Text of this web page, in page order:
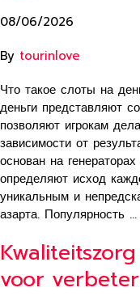
08/06/2026
By tourinlove
Что такое слоты на
деньги представляют
позволяют игрокам
зависимости от
основан на
определяют исход
уникальным и
азарта. Популярность …
voor